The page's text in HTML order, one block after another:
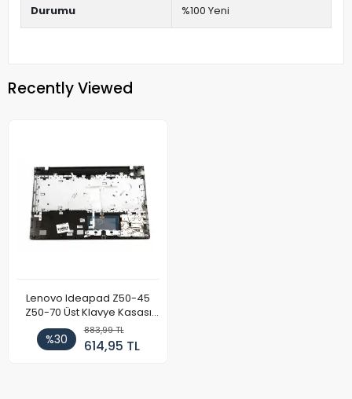
Durumu %100 Yeni
Recently Viewed
Lenovo Ideapad Z50-45
Z50-70 Üst Klavye Kasası
Gümüş
%30
883,99 TL
614,95 TL